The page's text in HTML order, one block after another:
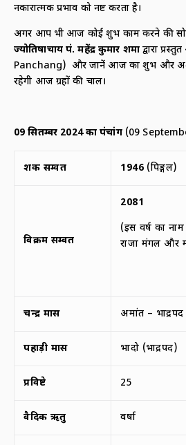
नकारात्मक प्रभाव को नष्ट करता है।
अगर आप भी आज कोई शुभ काम करने की
ज्योतिषाचार्य पं. महेंद्र कुमार शर्माद्वारा
Panchang) और जानें आज का शुभ और
रहेगी आज ग्रहों की चाल।
09सितम्बर 2024का पंचांग(09
शक सम्वत 1946(पिङ्गल)
विक्रम सम्वत
2081
(इस वर्ष का
राजा मंगल और
चन्द्र मास अमांत – भाद्रपद
पहाड़ी मास भादो (भाद्रपद)
प्रविष्टे 25
वैदिक ऋतु वर्षा